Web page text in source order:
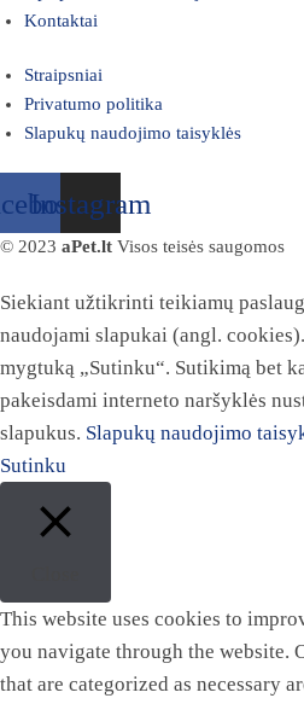
Kontaktai
Straipsniai
Privatumo politika
Slapukų naudojimo taisyklės
Instagram
© 2023 aPet.lt Visos teisės saugomos
Siekiant užtikrinti teikiamų
naudojami slapukai (angl.
mygtuką „Sutinku“. Sutikimą bet
pakeisdami interneto naršyklės
slapukus. Slapukų naudojimo
Sutinku
This website uses cookies to
you navigate through the website.
that are categorized as necessary